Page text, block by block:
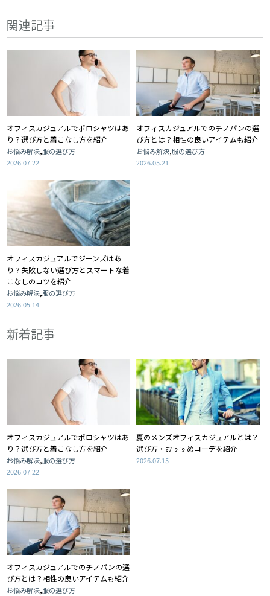
関連記事
オフィスカジュアルでポロシャツはあ
り？選び方と着こなし方を紹介
お悩み解決,服の選び方
2026.07.22
オフィスカジュアルでのチノパンの選
び方とは？相性の良いアイテムも紹介
お悩み解決,服の選び方
2026.05.21
オフィスカジュアルでジーンズはあ
り？失敗しない選び方とスマートな着
こなしのコツを紹介
お悩み解決,服の選び方
2026.05.14
新着記事
オフィスカジュアルでポロシャツはあ
り？選び方と着こなし方を紹介
お悩み解決,服の選び方
2026.07.22
夏のメンズオフィスカジュアルとは？
選び方・おすすめコーデを紹介
2026.07.15
オフィスカジュアルでのチノパンの選
び方とは？相性の良いアイテムも紹介
お悩み解決,服の選び方